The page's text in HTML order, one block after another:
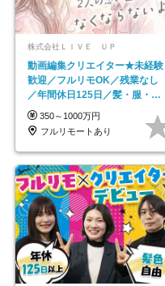
株式会社ＬＩＶＥ ＵＰ
動画編集クリエイター★未経験
歓迎／フルリモOK／残業なし
／年間休日125日／髪・服・ネ
イル自由／研修充実で安心
350～1000万円
フルリモートあり